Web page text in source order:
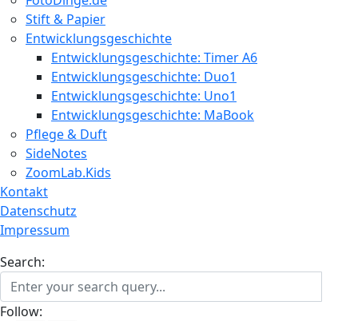
Stift & Papier
Entwicklungsgeschichte
Entwicklungsgeschichte: Timer A6
Entwicklungsgeschichte: Duo1
Entwicklungsgeschichte: Uno1
Entwicklungsgeschichte: MaBook
Pflege & Duft
SideNotes
ZoomLab.Kids
Kontakt
Datenschutz
Impressum
Search:
Follow: